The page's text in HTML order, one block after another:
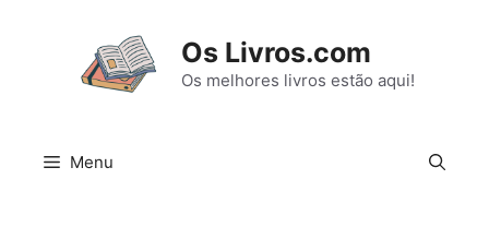
Os Livros.com
Os melhores livros estão aqui!
Menu